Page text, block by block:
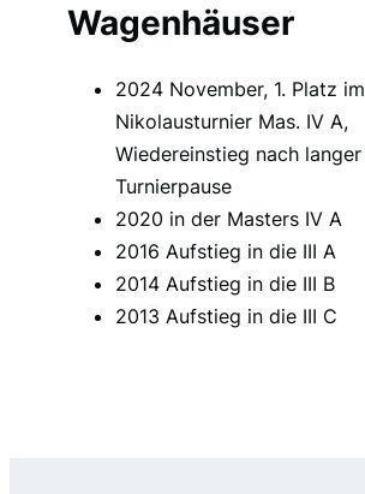
Wagenhäuser
2024 November, 1. Platz im
Nikolausturnier Mas. IV A,
Wiedereinstieg nach langer
Turnierpause
2020 in der Masters IV A
2016 Aufstieg in die III A
2014 Aufstieg in die III B
2013 Aufstieg in die III C